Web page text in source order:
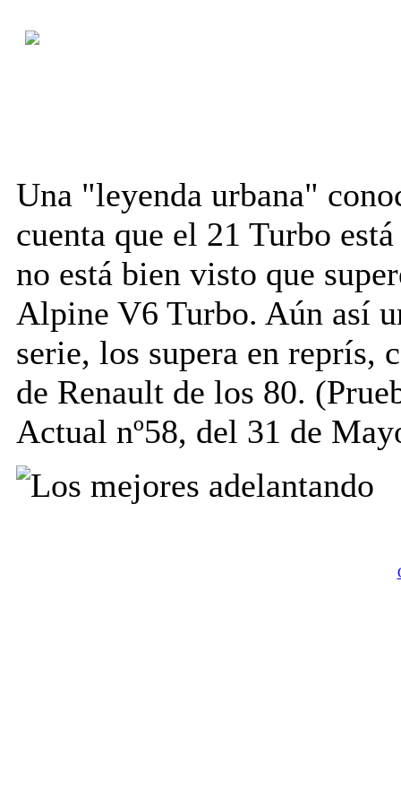
Una "leyenda urbana"
cuenta que el 21 Turbo
no está bien visto que
Alpine V6 Turbo. Aún así
serie, los supera en reprís,
de Renault de los 80.
Actual nº58, del 31 de